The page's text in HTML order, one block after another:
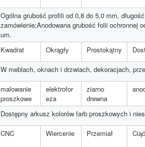
Ogólna grubość profili od 0,8 do 5,0 mm,
zamówienie;Anodowana grubość folii ochronnej
um.
Kwadrat Okrągły Prostokątny
W meblach, oknach i drzwiach, dekoracjach,
malowanie
proszkowe
elektrofor
eza
ziarno
drewna
Dostępny arkusz kolorów farb proszkowych i
CNC Wiercenie Przemiał Ciąć